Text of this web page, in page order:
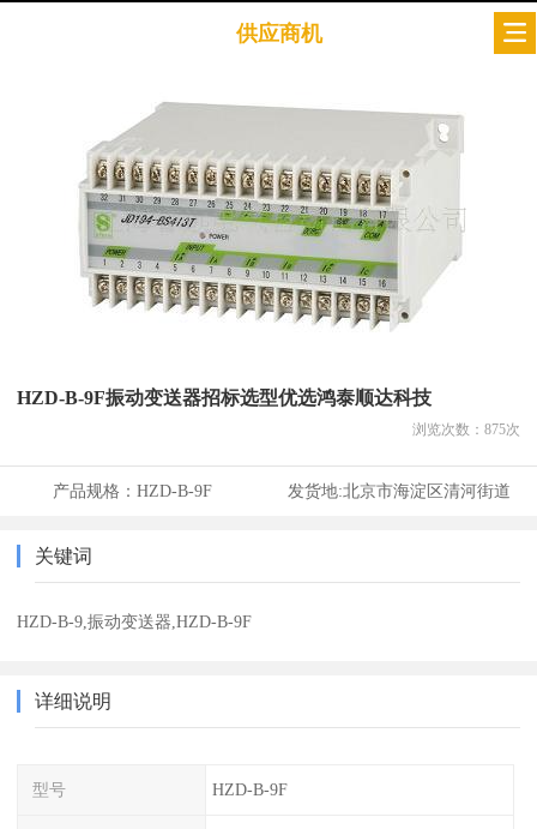
供应商机
HZD-B-9F振动变送器招标选型优选鸿泰顺达科技
浏览次数： 875次
产品规格：HZD-B-9F 发货地:北京市海淀区清河街道
关键词
HZD-B-9,振动变送器,HZD-B-9F
详细说明
型号 HZD-B-9F